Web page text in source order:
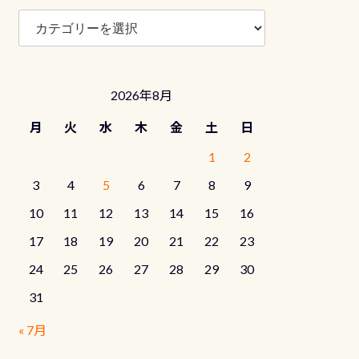
ブ
グ
2026年8月
月 火 水 木 金 土
日
1
2
3
4 5 6 7 8
9
10
11 12 13 14 15
16
17
18 19 20 21 22
23
24
25 26 27 28 29
30
31
« 7月